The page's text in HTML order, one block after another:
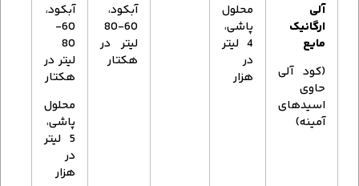
آلی
ارگانیک
مایع
(کود آلی
حاوی
اسیدهای
آمینه)
محلول
پاشی،
4 لیتر
در
هزار
آبکود،
60-80
لیتر در
هکتار
آبکود،
60-
80
لیتر در
هکتار
محلول
پاشی،
5 لیتر
در
هزار